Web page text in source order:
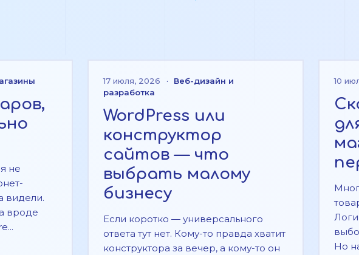
не
видели.
вроде
17 июля, 2026 ·
Веб-дизайн и
разработка
WordPress или
конструктор
сайтов — что
выбрать малому
бизнесу
Если коротко — универсального
ответа тут нет. Кому-то правда хватит
конструктора за вечер, а кому-то он
10
Но